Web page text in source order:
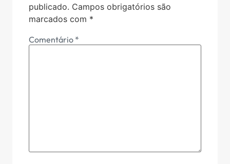
publicado. Campos obrigatórios são
marcados com *
Comentário *